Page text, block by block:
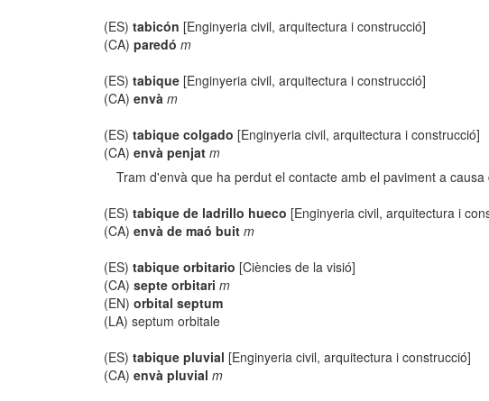
(ES)tabicón [Enginyeria civil, arquitectura i construcció]
(CA)paredó m
(ES)tabique [Enginyeria civil, arquitectura i construcció]
(CA)envà m
(ES)tabique colgado [Enginyeria civil, arquitectura i construcció]
(CA)envà penjat m
Tram d'envà que ha perdut el contacte amb el paviment a
(ES)tabique de ladrillo hueco [Enginyeria civil, arquitectura i
(CA)envà de maó buit m
(ES)tabique orbitario [Ciències de la visió]
(CA)septe orbitari m
(EN)orbital septum
(LA) septum orbitale
(ES)tabique pluvial [Enginyeria civil, arquitectura i construcció]
(CA)envà pluvial m